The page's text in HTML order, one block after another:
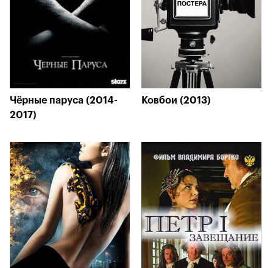
Чёрные паруса (2014-
2017)
Ковбои (2013)